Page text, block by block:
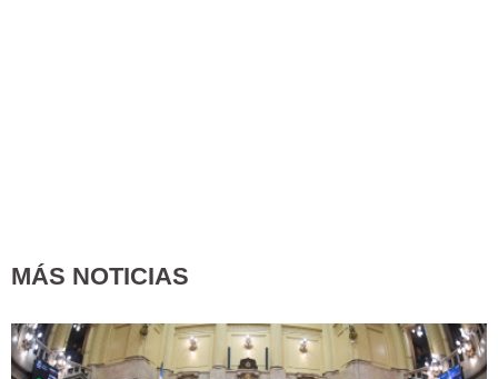
MÁS NOTICIAS